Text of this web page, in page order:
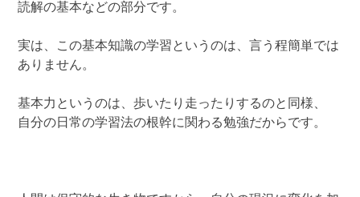
読解の基本などの部分です。
実は、この基本知識の学習というのは、言う程簡単では
ありません。
基本力というのは、歩いたり走ったりするのと同様、
自分の日常の学習法の根幹に関わる勉強だからです。